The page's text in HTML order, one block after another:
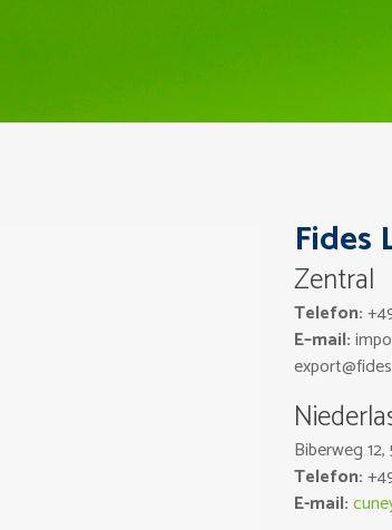
Fides
Zentral
Telefon:
E–mail:
Biberweg
Telefon:
E-mail: